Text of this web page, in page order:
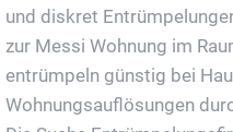
und diskret
zur Messi Wohnung im
entrümpeln günstig bei
Wohnungsauflösungen